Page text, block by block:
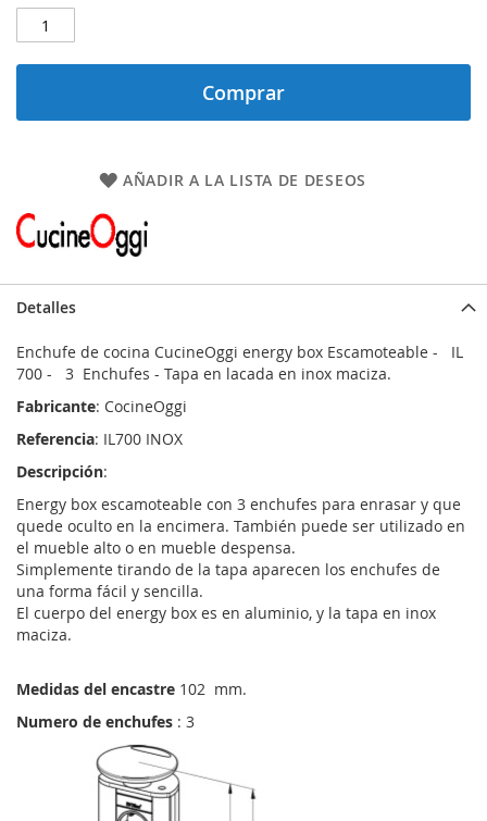
Comprar
AÑADIR A LA LISTA DE DESEOS
Detalles
Enchufe de cocina CucineOggi energy box Escamoteable - IL
700 - 3 Enchufes - Tapa en lacada en inox maciza.
Fabricante: CocineOggi
Referencia: IL700 INOX
Descripción:
Energy box escamoteable con 3 enchufes para enrasar y que
quede oculto en la encimera. También puede ser utilizado en
el mueble alto o en mueble despensa.
Simplemente tirando de la tapa aparecen los enchufes de
una forma fácil y sencilla.
El cuerpo del energy box es en aluminio, y la tapa en inox
maciza.
Medidas del encastre 102 mm.
Numero de enchufes : 3